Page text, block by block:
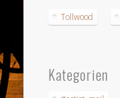
Tollwood
Kategorien